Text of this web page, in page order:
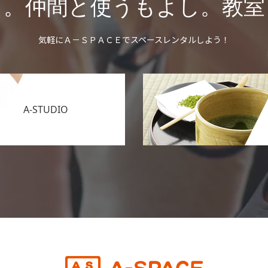
仲間と使うもよし。教
気軽にＡ－ＳＰＡＣＥでスペースレンタルしよう！
A-STUDIO